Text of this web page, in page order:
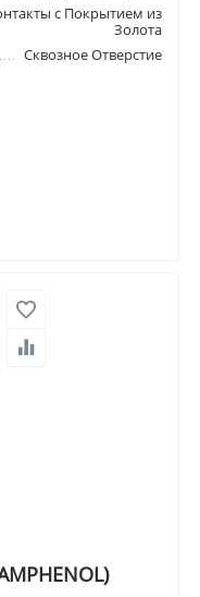
с Покрытием из
Золота
Сквозное Отверстие